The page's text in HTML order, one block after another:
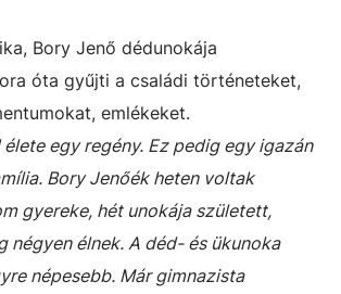
Bory Jenő dédunokája
óta gyűjti a családi történeteket,
emlékeket.
egy regény. Ez pedig egy igazán
Bory Jenőék heten voltak
gyereke, hét unokája született,
négyen élnek. A déd- és ükunoka
népesebb. Már gimnazista